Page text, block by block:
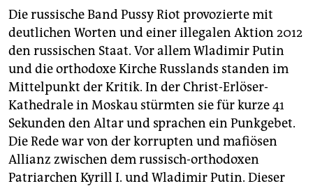
fragen & hilfe
unterstützen
abo
genossenschaft
epaper login
Die russische Band Pussy Riot provozierte mit
deutlichen Worten und einer illegalen Aktion 2012
den russischen Staat. Vor allem Wladimir Putin
und die orthodoxe Kirche Russlands standen im
Mittelpunkt der Kritik. In der Christ-Erlöser-
Kathedrale in Moskau stürmten sie für kurze 41
Sekunden den Altar und sprachen ein Punkgebet.
Die Rede war von der korrupten und mafiösen
Allianz zwischen dem russisch-orthodoxen
Patriarchen Kyrill I. und Wladimir Putin. Dieser